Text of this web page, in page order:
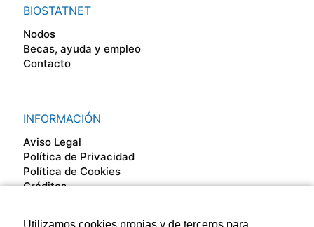
Utilizamos cookies propias y de terceros para
BIOSTATNET
Nodos
Becas, ayuda y empleo
Contacto
INFORMACIÓN
Aviso Legal
Política de Privacidad
Política de Cookies
Créditos